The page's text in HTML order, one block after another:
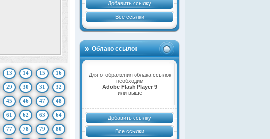
Добавить ссылку
Все ссылки
Облако ссылок
Для отображения облака ссылок
необходим
Adobe Flash Player 9
или выше
Добавить ссылку
Все ссылки
13 14 15 16
29 30 31 32
45 46 47 48
61 62 63 64
77 78 79 80